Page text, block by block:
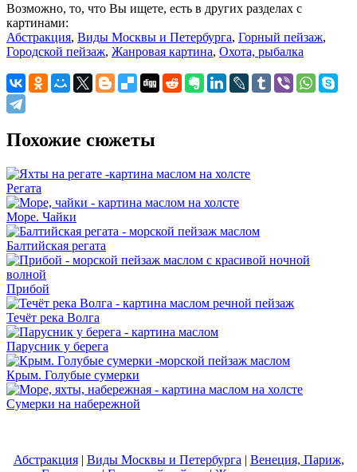
Возможно, то, что Вы ищете, есть в других разделах с
картинами:
Абстракция, Виды Москвы и Петербурга, Горный пейзаж,
Городской пейзаж, Жанровая картина, Охота, рыбалка
Похожие сюжеты
Регата
Море. Чайки
Балтийская регата
Прибой
Течёт река Волга
Парусник у берега
Крым. Голубые сумерки
Сумерки на набережной
Абстракция| Виды Москвы и Петербурга | Венеция, Париж,